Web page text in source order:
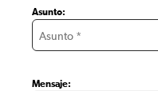
Asunto:
Mensaje: